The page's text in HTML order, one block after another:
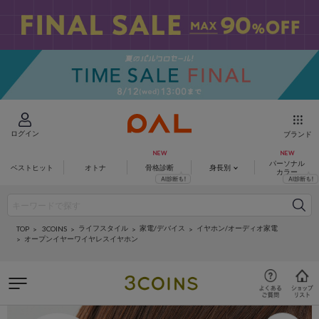
ログイン ブランド
ベストヒット オトナ 骨格診断 身長別
パーソナル
カラー
TOP 3COINS ライフスタイル 家電/デバイス
イヤホン/オーディオ家電
オープンイヤーワイヤレスイヤホン